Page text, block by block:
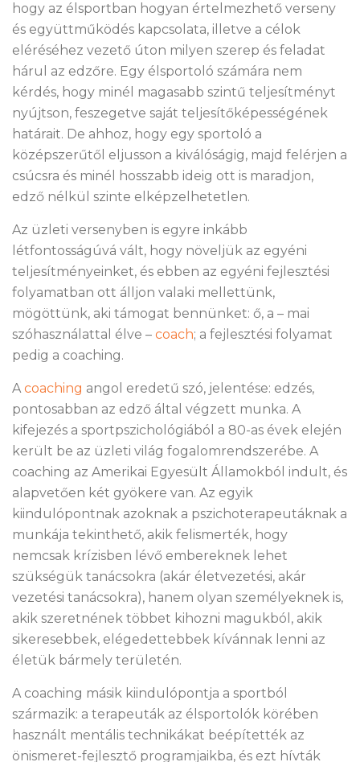
hogy az élsportban hogyan értelmezhető verseny
és együttműködés kapcsolata, illetve a célok
eléréséhez vezető úton milyen szerep és feladat
hárul az edzőre. Egy élsportoló számára nem
kérdés, hogy minél magasabb szintű teljesítményt
nyújtson, feszegetve saját teljesítőképességének
határait. De ahhoz, hogy egy sportoló a
középszerűtől eljusson a kiválóságig, majd felérjen a
csúcsra és minél hosszabb ideig ott is maradjon,
edző nélkül szinte elképzelhetetlen.
Az üzleti versenyben is egyre inkább
létfontosságúvá vált, hogy növeljük az egyéni
teljesítményeinket, és ebben az egyéni fejlesztési
folyamatban ott álljon valaki mellettünk,
mögöttünk, aki támogat bennünket: ő, a – mai
szóhasználattal élve – coach; a fejlesztési folyamat
pedig a coaching.
Acoaching angol eredetű szó, jelentése: edzés,
pontosabban az edző által végzett munka. A
kifejezés a sportpszichológiából a 80-as évek elején
került be az üzleti világ fogalomrendszerébe. A
coaching az Amerikai Egyesült Államokból indult, és
alapvetően két gyökere van. Az egyik
kiindulópontnak azoknak a pszichoterapeutáknak a
munkája tekinthető, akik felismerték, hogy
nemcsak krízisben lévő embereknek lehet
szükségük tanácsokra (akár életvezetési, akár
vezetési tanácsokra), hanem olyan személyeknek is,
akik szeretnének többet kihozni magukból, akik
sikeresebbek, elégedettebbek kívánnak lenni az
életük bármely területén.
A coaching másik kiindulópontja a sportból
származik: a terapeuták az élsportolók körében
használt mentális technikákat beépítették az
önismeret-fejlesztő programjaikba, és ezt hívták